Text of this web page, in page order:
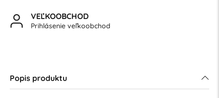
VEĽKOOBCHOD
Prihlásenie veľkoobchod
Popis produktu